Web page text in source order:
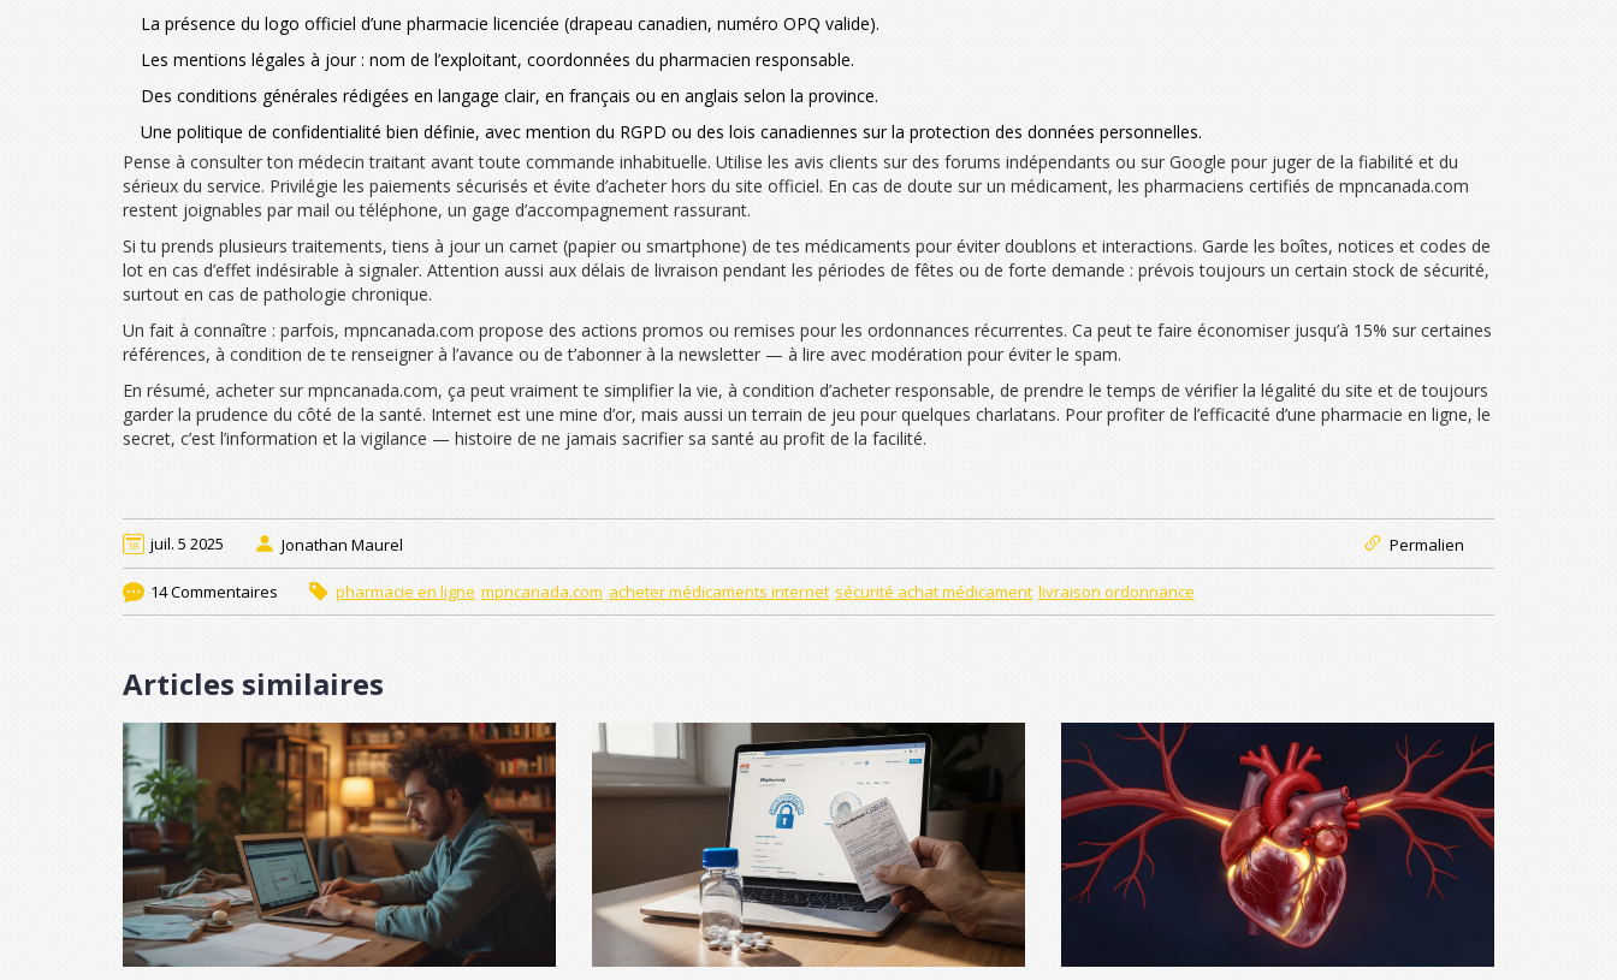
La présence du logo officiel d’une pharmacie licenciée (drapeau canadien, numéro OPQ valide).
Les mentions légales à jour : nom de l’exploitant, coordonnées du pharmacien responsable.
Des conditions générales rédigées en langage clair, en français ou en anglais selon la province.
Une politique de confidentialité bien définie, avec mention du RGPD ou des lois canadiennes sur la protection des données personnelles.
Pense à consulter ton médecin traitant avant toute commande inhabituelle. Utilise les avis clients sur des forums indépendants ou sur Google pour juger de la fiabilité et du
sérieux du service. Privilégie les paiements sécurisés et évite d’acheter hors du site officiel. En cas de doute sur un médicament, les pharmaciens certifiés de mpncanada.com
restent joignables par mail ou téléphone, un gage d’accompagnement rassurant.
Si tu prends plusieurs traitements, tiens à jour un carnet (papier ou smartphone) de tes médicaments pour éviter doublons et interactions. Garde les boîtes, notices et codes de
lot en cas d’effet indésirable à signaler. Attention aussi aux délais de livraison pendant les périodes de fêtes ou de forte demande : prévois toujours un certain stock de sécurité,
surtout en cas de pathologie chronique.
Un fait à connaître : parfois, mpncanada.com propose des actions promos ou remises pour les ordonnances récurrentes. Ca peut te faire économiser jusqu’à 15% sur certaines
références, à condition de te renseigner à l’avance ou de t’abonner à la newsletter — à lire avec modération pour éviter le spam.
En résumé, acheter sur mpncanada.com, ça peut vraiment te simplifier la vie, à condition d’acheter responsable, de prendre le temps de vérifier la légalité du site et de toujours
garder la prudence du côté de la santé. Internet est une mine d’or, mais aussi un terrain de jeu pour quelques charlatans. Pour profiter de l’efficacité d’une pharmacie en ligne, le
secret, c’est l’information et la vigilance — histoire de ne jamais sacrifier sa santé au profit de la facilité.
juil. 5 2025 Jonathan Maurel Permalien
14 Commentaires pharmacie en ligne mpncanada.com acheter médicaments internet sécurité achat médicament livraison ordonnance
Articles similaires